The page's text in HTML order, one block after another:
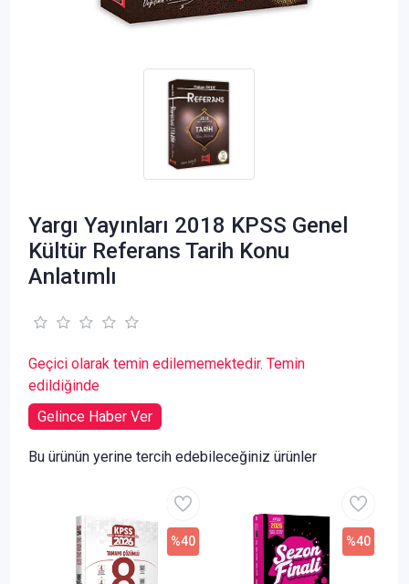
Yargı Yayınları 2018 KPSS Genel
Kültür Referans Tarih Konu
Anlatımlı
Geçici olarak temin edilememektedir. Temin
edildiğinde
Gelince Haber Ver
Bu ürünün yerine tercih edebileceğiniz ürünler
%40 %40